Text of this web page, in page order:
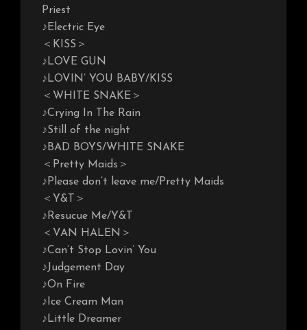
Priest
♪Electric Eye
＜KISS＞
♪LOVE GUN
♪LOVIN’ YOU BABY/KISS
＜WHITE SNAKE＞
♪Crying In The Rain
♪Still of the night
♪BAD BOYS/WHITE SNAKE
＜Pretty Maids＞
♪Please don’t leave me/Pretty Maids
＜Y&T＞
♪Resucue Me/Y&T
＜VAN HALEN＞
♪Can’t Stop Lovin’ You
♪Judgement Day
♪On Fire
♪Ice Cream Man
♪Little Dreamer